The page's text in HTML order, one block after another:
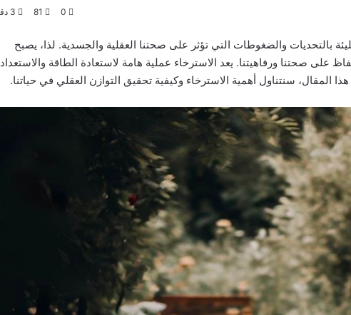
0
81
بالتحديات والضغوطات التي تؤثر على صحتنا العقلية والجسدية. لذا، يصبح
على صحتنا ورفاهيتنا. يعد الاسترخاء عملية هامة لاستعادة الطاقة والاستعداد
المقال، سنتناول أهمية الاسترخاء وكيفية تحقيق التوازن العقلي في حياتنا.